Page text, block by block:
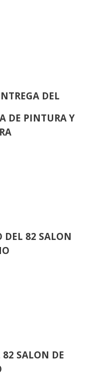
DEL
DE PINTURA Y
DEL 82 SALON
SALON DE